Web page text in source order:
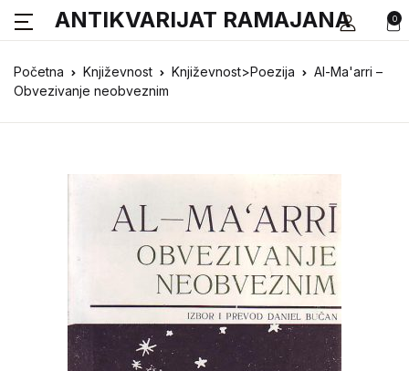
0
ANTIKVARIJAT RAMAJANA
Početna Književnost Književnost>Poezija
Al-Ma'arri –
Obvezivanje neobveznim